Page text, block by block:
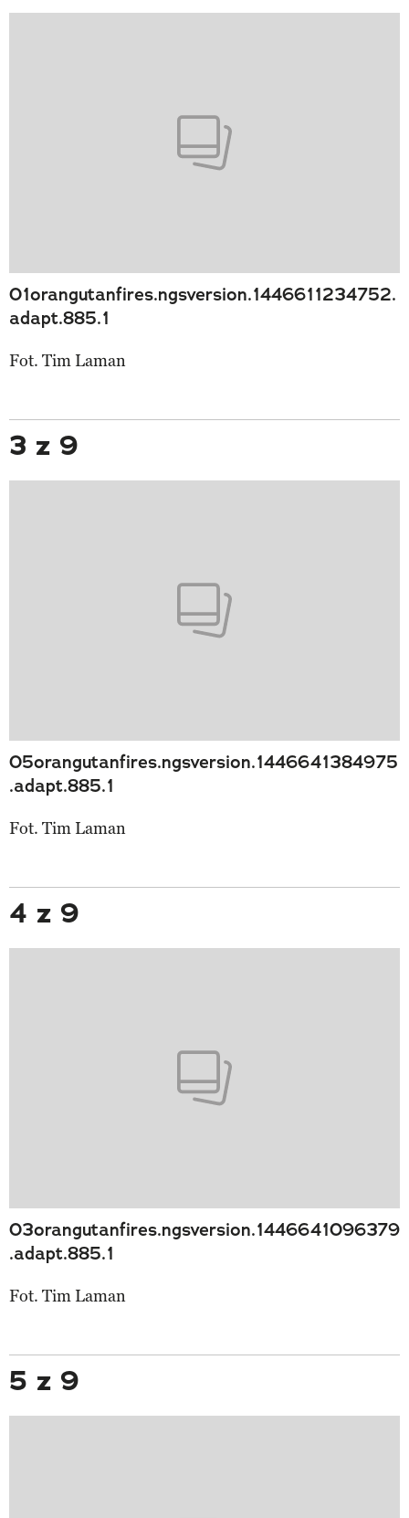
01orangutanfires.ngsversion.1446611234752.
adapt.885.1
Fot. Tim Laman
3 z 9
05orangutanfires.ngsversion.1446641384975
.adapt.885.1
Fot. Tim Laman
4 z 9
03orangutanfires.ngsversion.1446641096379
.adapt.885.1
Fot. Tim Laman
5 z 9